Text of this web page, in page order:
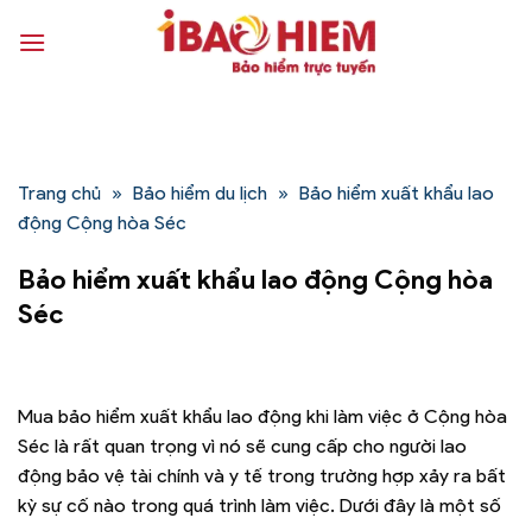
qua
Trang chủ » Bảo hiểm du lịch » Bảo hiểm xuất khẩu lao
động Cộng hòa Séc
Bảo hiểm xuất khẩu lao động Cộng hòa
Séc
Mua bảo hiểm xuất khẩu lao động khi làm việc ở Cộng hòa
Séc là rất quan trọng vì nó sẽ cung cấp cho người lao
động bảo vệ tài chính và y tế trong trường hợp xảy ra bất
kỳ sự cố nào trong quá trình làm việc. Dưới đây là một số